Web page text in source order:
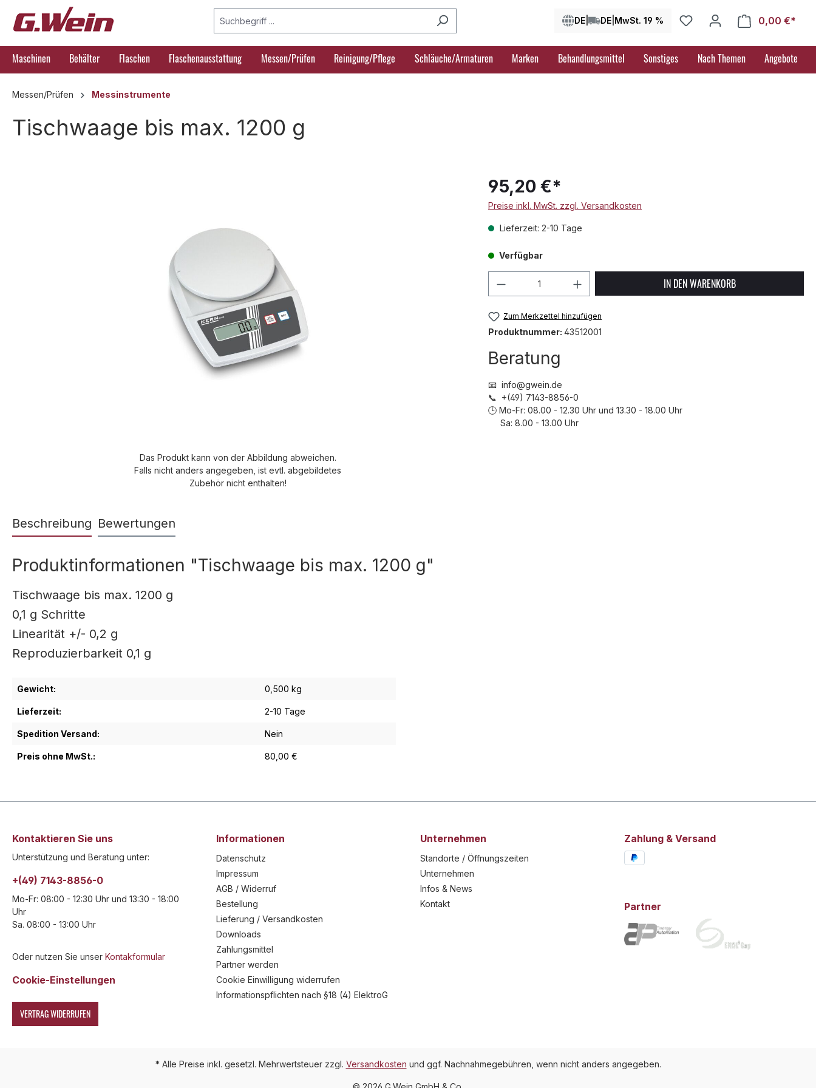
Zur Hauptnavigation springen
DE DE MwSt. 19 % 0,00 €*
Maschinen Behälter Flaschen Flaschenausstattung Messen/Prüfen Reinigung/Pflege Schläuche/Armaturen Marken Behandlungsmittel Sonstiges Nach Themen Angebote
Messen/Prüfen Messinstrumente
Tischwaage bis max. 1200 g
Das Produkt kann von der Abbildung abweichen.
Falls nicht anders angegeben, ist evtl. abgebildetes
Zubehör nicht enthalten!
95,20 €*
Preise inkl. MwSt. zzgl. Versandkosten
Lieferzeit: 2-10 Tage
Verfügbar
Produkt Anzahl: Gib den gewünschten Wert
IN DEN WARENKORB
Zum Merkzettel hinzufügen
Produktnummer: 43512001
Beratung
📧 info@gwein.de
📞 +(49) 7143-8856-0
🕒 Mo-Fr: 08.00 - 12.30 Uhr und 13.30 - 18.00 Uhr
Sa: 8.00 - 13.00 Uhr
Beschreibung Bewertungen
Produktinformationen "Tischwaage bis max. 1200 g"
Tischwaage bis max. 1200 g
0,1 g Schritte
Linearität +/- 0,2 g
Reproduzierbarkeit 0,1 g
Gewicht: 0,500 kg
Lieferzeit: 2-10 Tage
Spedition Versand: Nein
Preis ohne MwSt.: 80,00 €
Kontaktieren Sie uns
Unterstützung und Beratung unter:
+(49) 7143-8856-0
Mo-Fr: 08:00 - 12:30 Uhr und 13:30 - 18:00
Uhr
Sa. 08:00 - 13:00 Uhr
Oder nutzen Sie unser Kontakformular
Cookie-Einstellungen
VERTRAG WIDERRUFEN
Informationen
Datenschutz
Impressum
AGB / Widerruf
Bestellung
Lieferung / Versandkosten
Downloads
Zahlungsmittel
Partner werden
Cookie Einwilligung widerrufen
Informationspflichten nach §18 (4) ElektroG
Unternehmen
Standorte / Öffnungszeiten
Unternehmen
Infos & News
Kontakt
Zahlung & Versand
Partner
* Alle Preise inkl. gesetzl. Mehrwertsteuer zzgl. Versandkosten und ggf. Nachnahmegebühren, wenn nicht anders angegeben.